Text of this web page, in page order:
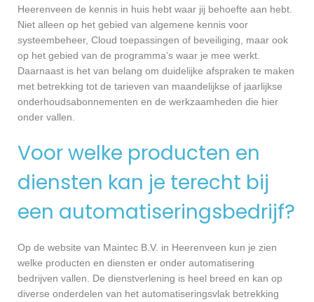
Heerenveen de kennis in huis hebt waar jij behoefte aan hebt.
Niet alleen op het gebied van algemene kennis voor
systeembeheer, Cloud toepassingen of beveiliging, maar ook
op het gebied van de programma’s waar je mee werkt.
Daarnaast is het van belang om duidelijke afspraken te maken
met betrekking tot de tarieven van maandelijkse of jaarlijkse
onderhoudsabonnementen en de werkzaamheden die hier
onder vallen.
Voor welke producten en
diensten kan je terecht bij
een automatiseringsbedrijf?
Op de website van Maintec B.V. in Heerenveen kun je zien
welke producten en diensten er onder automatisering
bedrijven vallen. De dienstverlening is heel breed en kan op
diverse onderdelen van het automatiseringsvlak betrekking